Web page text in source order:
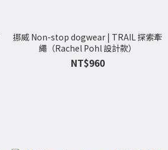
挪威 Non-stop dogwear | TRAIL 探索牽
繩（Rachel Pohl 設計款）
NT$960